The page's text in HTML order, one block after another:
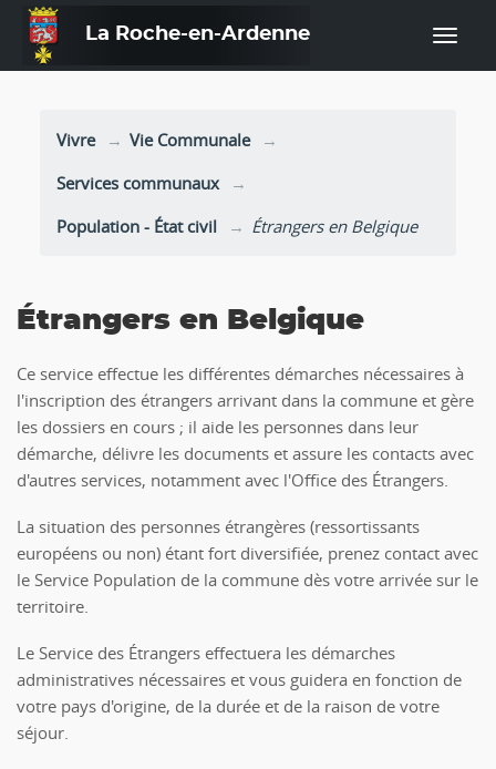
La Roche-en-Ardenne
Vivre
Vie Communale
Services communaux
Population - État civil
Étrangers en Belgique
Étrangers en Belgique
Ce service effectue les différentes démarches nécessaires à
l'inscription des étrangers arrivant dans la commune et gère
les dossiers en cours ; il aide les personnes dans leur
démarche, délivre les documents et assure les contacts avec
d'autres services, notamment avec l'Office des Étrangers.
La situation des personnes étrangères (ressortissants
européens ou non) étant fort diversifiée, prenez contact avec
le Service Population de la commune dès votre arrivée sur le
territoire.
Le Service des Étrangers effectuera les démarches
administratives nécessaires et vous guidera en fonction de
votre pays d'origine, de la durée et de la raison de votre
séjour.